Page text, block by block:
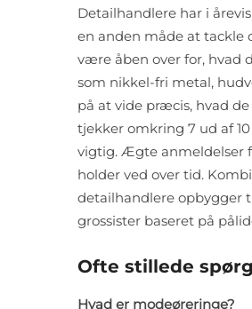
Detailhandlere har i
en anden måde at tackle
være åben over for, hvad
som nikkel-fri metal,
på at vide præcis, hvad
tjekker omkring 7 ud af
vigtig. Ægte anmeldelser
holder ved over tid.
detailhandlere opbygger
grossister baseret på
Ofte stillede
Hvad er modeøreringe?